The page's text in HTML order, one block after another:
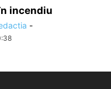
incendiu
-